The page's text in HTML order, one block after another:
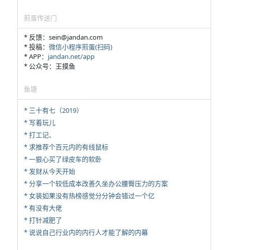
煎蛋传送门
* 反馈：sein@jandan.com
* 投稿： 微信小程序煎蛋(扫码)
* APP： jandan.net/app
* 公众号：王摸鱼
鱼塘
* 三十有七（2019）
* 写着玩儿
* 打工记、
* 求推荐个百元内的有线鼠标
* 一狠心买了绿皮车的软卧
* 发财从今天开始
* 分享一个较低成本改善久坐办公腰臀压力的方案
* 女装如果没有热榜感觉分分钟会错过一个亿
* 有没有大佬
* 打针减肥了
* 说说自己行业内的内行人才能了解的内幕